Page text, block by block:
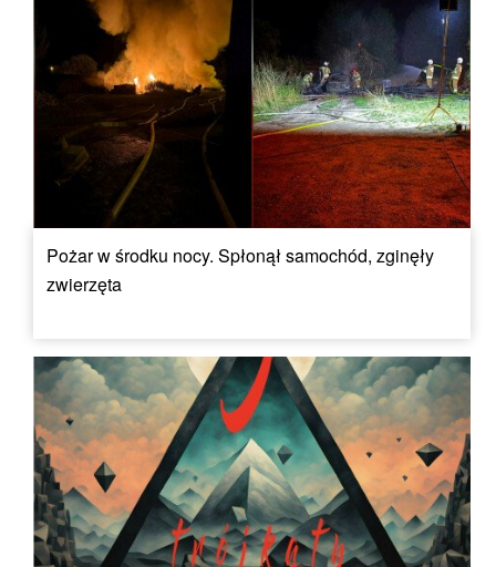
Pożar w środku nocy. Spłonął samochód, zginęły
zwierzęta